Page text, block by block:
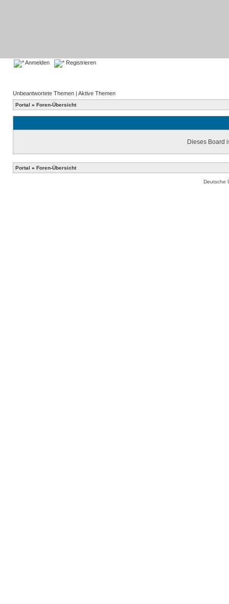
Anmelden Registrieren
Unbeantwortete Themen | Aktive Themen
Portal » Foren-Übersicht
Dieses Board
Portal » Foren-Übersicht
Deutsche